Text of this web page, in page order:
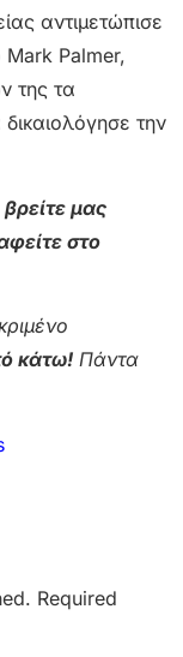
αντιμετώπισε
Mark Palmer,
της τα
την
μας
στο
κάτω! Πάντα
Required